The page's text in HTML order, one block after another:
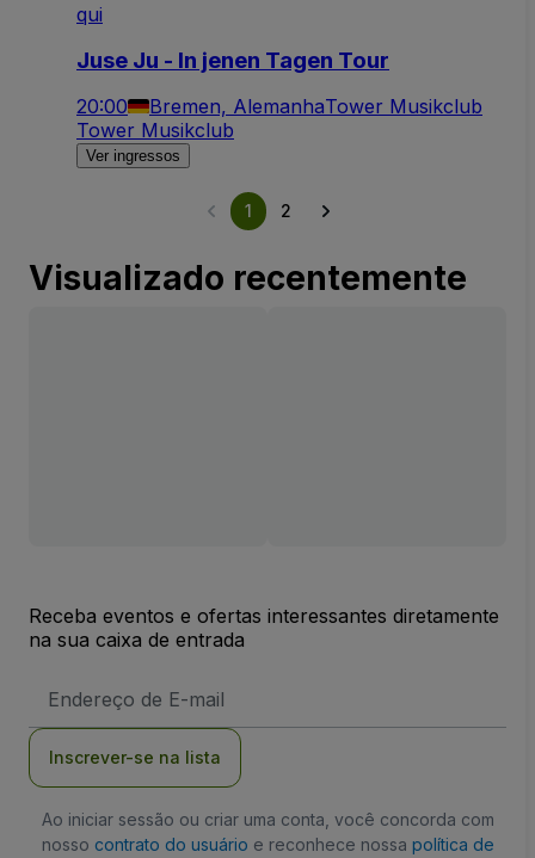
qui
Juse Ju - In jenen Tagen Tour
20:00 Bremen, AlemanhaTower Musikclub
Tower Musikclub
Ver ingressos
1 2
Visualizado recentemente
Receba eventos e ofertas interessantes diretamente
na sua caixa de entrada
de
Inscrever-se na lista
Ao iniciar sessão ou criar uma conta, você concorda com
nosso contrato do usuário e reconhece nossa política de